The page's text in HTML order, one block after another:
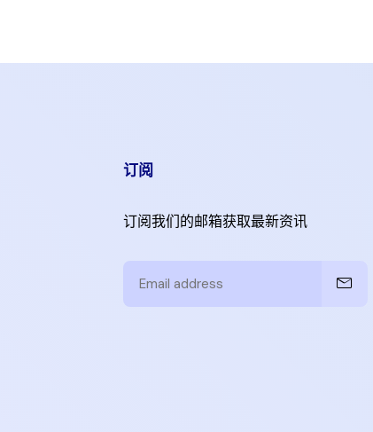
订阅
订阅我们的邮箱获取最新资讯